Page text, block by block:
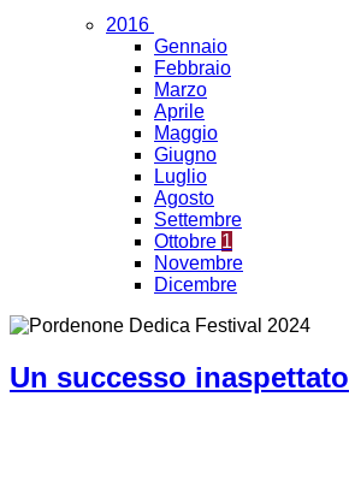
2016
Gennaio
Febbraio
Marzo
Aprile
Maggio
Giugno
Luglio
Agosto
Settembre
Ottobre 1
Novembre
Dicembre
Un successo inaspettato